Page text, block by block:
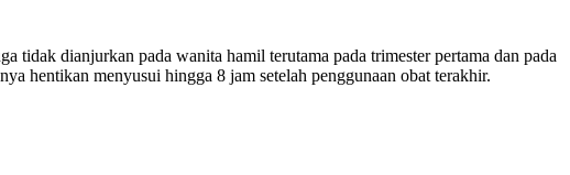
dianjurkan pada wanita hamil terutama pada trimester pertama dan pada
hentikan menyusui hingga 8 jam setelah penggunaan obat terakhir.